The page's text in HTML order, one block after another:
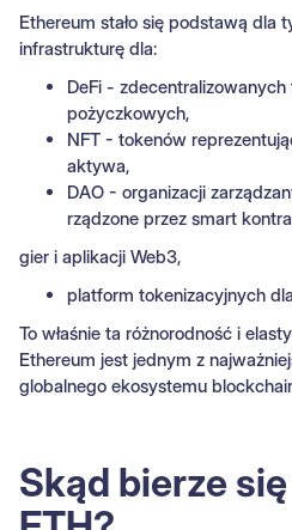
Ethereum stało się podstawą dla
infrastrukturę dla:
DeFi -
pożyczkowych,
NFT - tokenów
aktywa,
DAO - organizacji
rządzone przez smart
gier i aplikacji Web3,
platform tokenizacyjnych
To właśnie ta różnorodność i
Ethereum jest jednym z
globalnego ekosystemu
Skąd bierze